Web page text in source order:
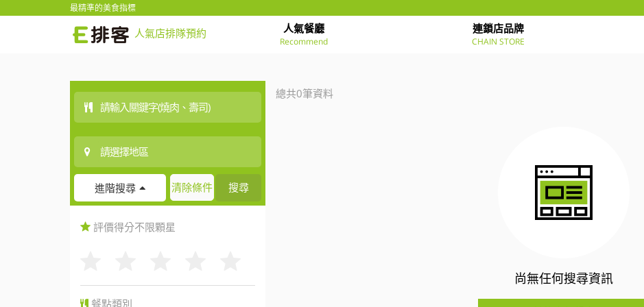
最精準的美食指標
人氣店排隊預約 人氣餐廳
Recommend
連鎖店品牌
CHAIN STORE
進階搜尋 清除條件 搜尋
評價得分不限顆星
餐點類別
總共0筆資料
尚無任何搜尋資訊